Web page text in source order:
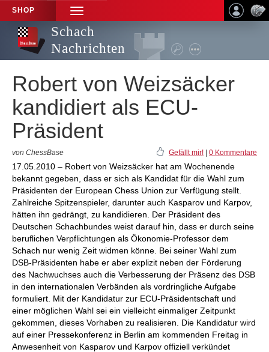
SHOP
TOGGLE
NAVIGATION
Schach
Nachrichten
Robert von Weizsäcker
kandidiert als ECU-
Präsident
von ChessBase Gefällt mir! 0 Kommentare
17.05.2010 – Robert von Weizsäcker hat am Wochenende
bekannt gegeben, dass er sich als Kandidat für die Wahl zum
Präsidenten der European Chess Union zur Verfügung stellt.
Zahlreiche Spitzenspieler, darunter auch Kasparov und Karpov,
hätten ihn gedrängt, zu kandidieren. Der Präsident des
Deutschen Schachbundes weist darauf hin, dass er durch seine
beruflichen Verpflichtungen als Ökonomie-Professor dem
Schach nur wenig Zeit widmen könne. Bei seiner Wahl zum
DSB-Präsidenten habe er aber explizit neben der Förderung
des Nachwuchses auch die Verbesserung der Präsenz des DSB
in den internationalen Verbänden als vordringliche Aufgabe
formuliert. Mit der Kandidatur zur ECU-Präsidentschaft und
einer möglichen Wahl sei ein vielleicht einmaliger Zeitpunkt
gekommen, dieses Vorhaben zu realisieren. Die Kandidatur wird
auf einer Pressekonferenz in Berlin am kommenden Freitag in
Anwesenheit von Kasparov und Karpov offiziell verkündet